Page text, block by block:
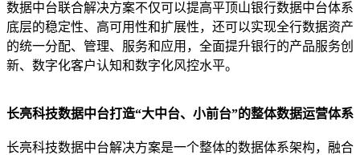
数据中台联合解决方案不仅可以提高平顶山银行数据中台体系
底层的稳定性、高可用性和扩展性，还可以实现全行数据资产
的统一分配、管理、服务和应用，全面提升银行的产品服务创
新、数字化客户认知和数字化风控水平。
长亮科技数据中台打造“大中台、小前台”的整体数据运营体系
长亮科技数据中台解决方案是一个整体的数据体系架构，融合